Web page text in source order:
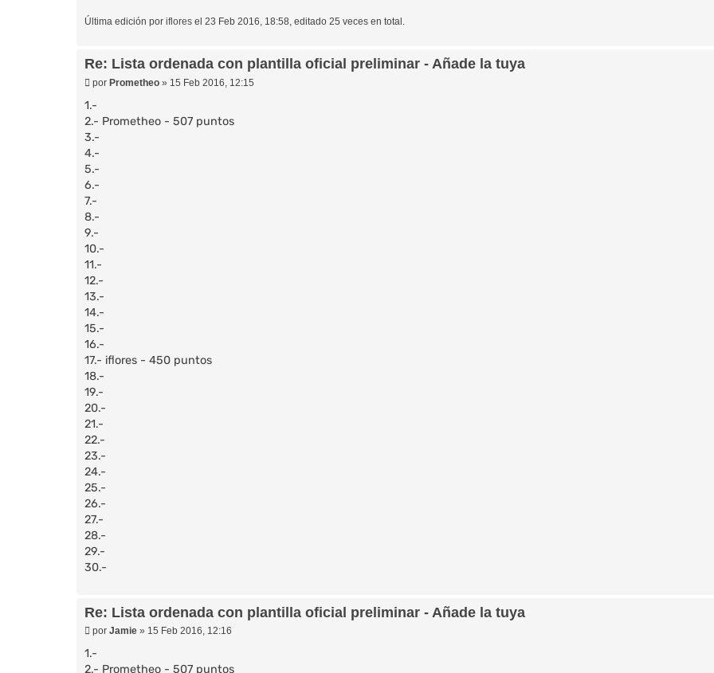
Última edición por iflores el 23 Feb 2016, 18:58, editado 25 veces en total.
Re: Lista ordenada con plantilla oficial preliminar - Añade la tuya
M
n
s
a
j
e
por Prometheo » 15 Feb 2016, 12:15
1.-
2.- Prometheo - 507 puntos
3.-
4.-
5.-
6.-
7.-
8.-
9.-
10.-
11.-
12.-
13.-
14.-
15.-
16.-
17.- iflores - 450 puntos
18.-
19.-
20.-
21.-
22.-
23.-
24.-
25.-
26.-
27.-
28.-
29.-
30.-
Re: Lista ordenada con plantilla oficial preliminar - Añade la tuya
M
n
s
por Jamie » 15 Feb 2016, 12:16
1.-
2.- Prometheo - 507 puntos